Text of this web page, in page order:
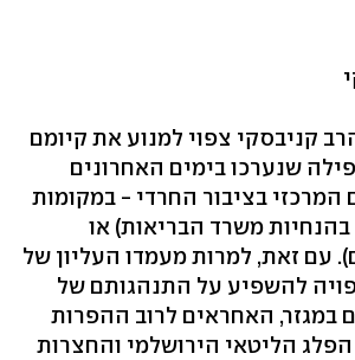
קניבסקי צפוי למנוע את קיומם
שנערכו בימים האחרונים
בציבור החרדי - במקומות
משרד הבריאות) או
עם זאת, למרות מעמדו העליון של
להשפיע על התנהגותם של
במגזר, האחראים לרוב ההפרות
הליטאי הירושלמי והחצרות